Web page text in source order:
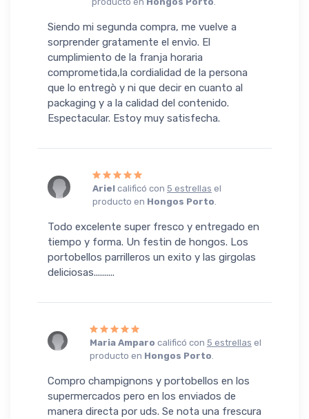
Siendo mi segunda compra, me vuelve a
sorprender gratamente el envìo. El
cumplimiento de la franja horaria
comprometida,la cordialidad de la persona
que lo entregò y ni que decir en cuanto al
packaging y a la calidad del contenido.
Espectacular. Estoy muy satisfecha.
Ariel calificó con5 estrellas el
producto en Hongos Porto.
Todo excelente super fresco y entregado en
tiempo y forma. Un festin de hongos. Los
portobellos parrilleros un exito y las girgolas
deliciosas..........
Maria Amparo calificó con 5 estrellas el
producto en Hongos Porto.
Compro champignons y portobellos en los
supermercados pero en los enviados de
manera directa por uds. Se nota una frescura